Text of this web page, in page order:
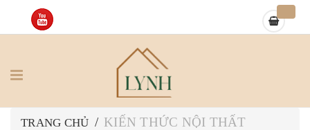
TRANG CHỦ / KIẾN THỨC NỘI THẤT